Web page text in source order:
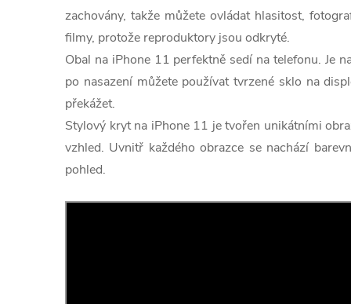
zachovány, takže můžete ovládat hlasitost,
filmy, protože reproduktory jsou odkryté.
Obal na iPhone 11 perfektně sedí na telefonu. Je
po nasazení můžete používat tvrzené sklo na
překážet.
Stylový kryt na iPhone 11 je tvořen unikátními
vzhled. Uvnitř každého obrazce se nachází
pohled.